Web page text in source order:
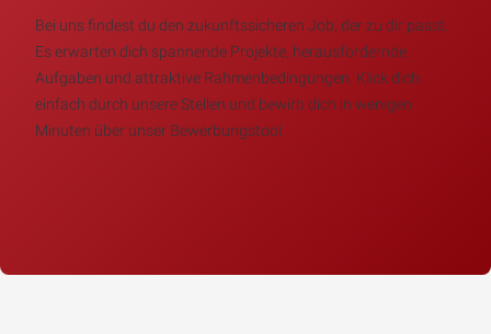
Bei uns findest du den zukunftssicheren Job, der zu dir passt.
Es erwarten dich spannende Projekte, herausfordernde
Aufgaben und attraktive Rahmenbedingungen. Klick dich
einfach durch unsere Stellen und bewirb dich in wenigen
Minuten über unser Bewerbungstool.